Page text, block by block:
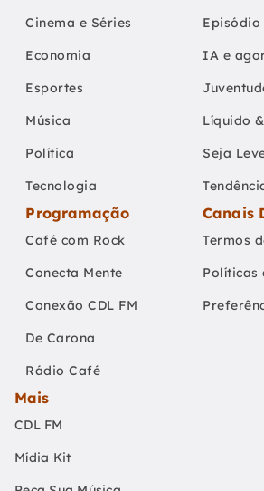
Cinema e Séries
Economia
Esportes
Música
Política
Tecnologia
IA e
Líquido
Seja
Programação
Café com Rock
Conecta Mente
Conexão CDL FM
De Carona
Rádio Café
Canais
Termos
Políticas
Mais
CDL FM
Mídia Kit